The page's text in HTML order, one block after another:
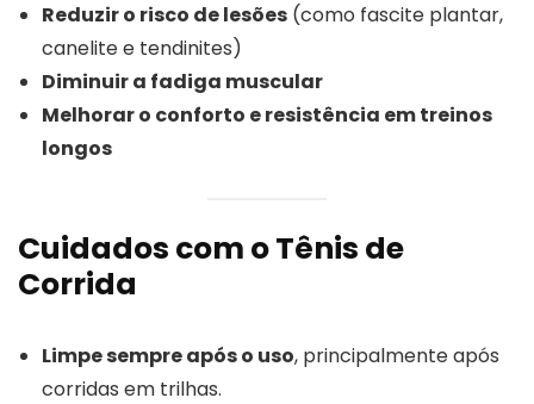
Reduzir o risco de lesões (como fascite plantar,
canelite e tendinites)
Diminuir a fadiga muscular
Melhorar o conforto e resistência em treinos
longos
Cuidados com o Tênis de
Corrida
Limpe sempre após o uso, principalmente após
corridas em trilhas.